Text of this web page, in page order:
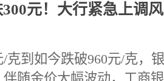
元！大行紧急上调
/克到如今跌破960元/克，